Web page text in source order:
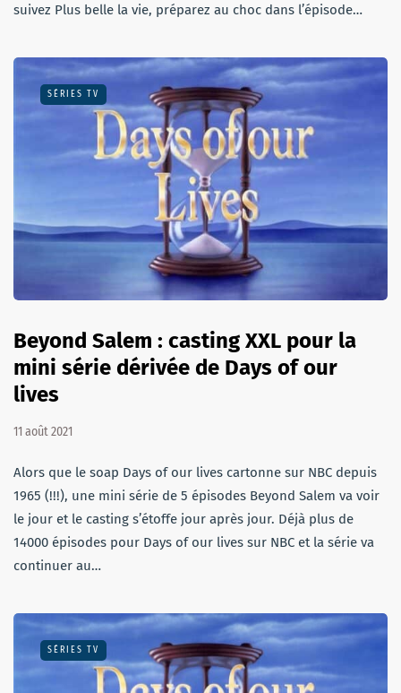
suivez Plus belle la vie, préparez au choc dans l’épisode…
SÉRIES TV
Beyond Salem : casting XXL pour la
mini série dérivée de Days of our
lives
11 août 2021
Alors que le soap Days of our lives cartonne sur NBC depuis
1965 (!!!), une mini série de 5 épisodes Beyond Salem va voir
le jour et le casting s’étoffe jour après jour. Déjà plus de
14000 épisodes pour Days of our lives sur NBC et la série va
continuer au…
SÉRIES TV